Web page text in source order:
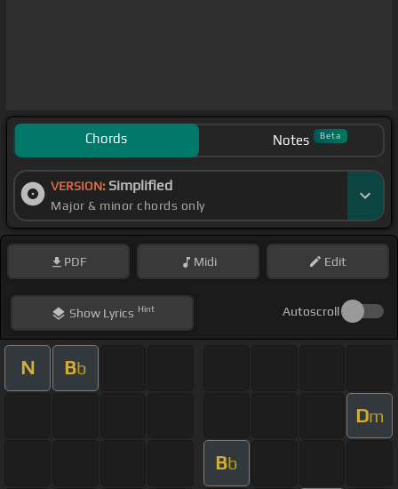
Chords Notes Beta
VERSION: Simplified
Major & minor chords only
PDF Midi Edit
ShowLyrics Hint Autoscroll
N Bb
Dm
Bb